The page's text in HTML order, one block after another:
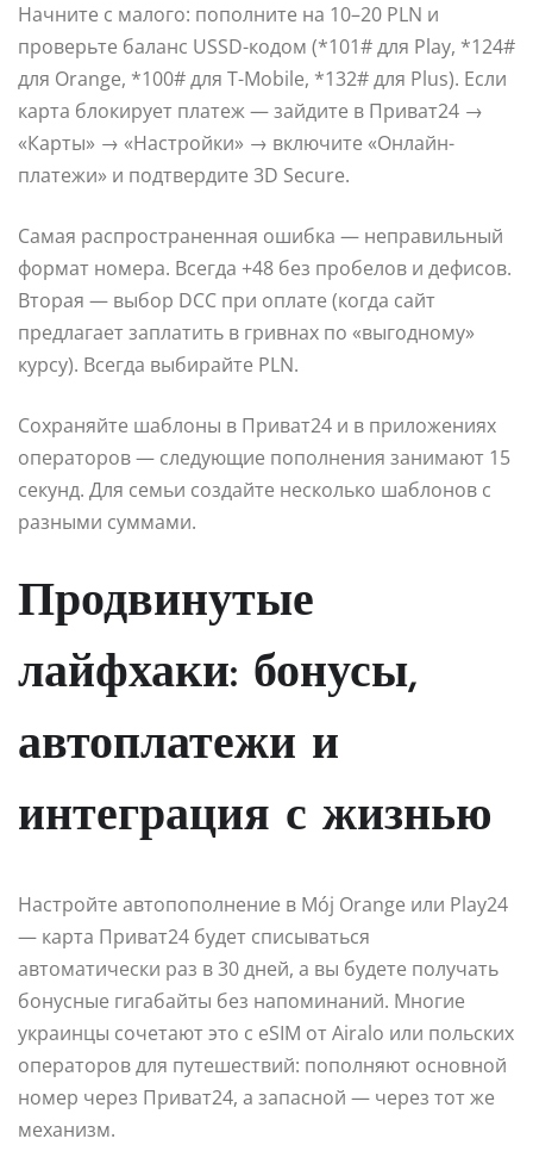
Начните с малого: пополните на 10–20 PLN и
проверьте баланс USSD-кодом (*101# для Play, *124#
для Orange, *100# для T-Mobile, *132# для Plus). Если
карта блокирует платеж — зайдите в Приват24 →
«Карты» → «Настройки» → включите «Онлайн-
платежи» и подтвердите 3D Secure.
Самая распространенная ошибка — неправильный
формат номера. Всегда +48 без пробелов и дефисов.
Вторая — выбор DCC при оплате (когда сайт
предлагает заплатить в гривнах по «выгодному»
курсу). Всегда выбирайте PLN.
Сохраняйте шаблоны в Приват24 и в приложениях
операторов — следующие пополнения занимают 15
секунд. Для семьи создайте несколько шаблонов с
разными суммами.
Продвинутые
лайфхаки: бонусы,
автоплатежи и
интеграция с жизнью
Настройте автопополнение в Mój Orange или Play24
— карта Приват24 будет списываться
автоматически раз в 30 дней, а вы будете получать
бонусные гигабайты без напоминаний. Многие
украинцы сочетают это с eSIM от Airalo или польских
операторов для путешествий: пополняют основной
номер через Приват24, а запасной — через тот же
механизм.